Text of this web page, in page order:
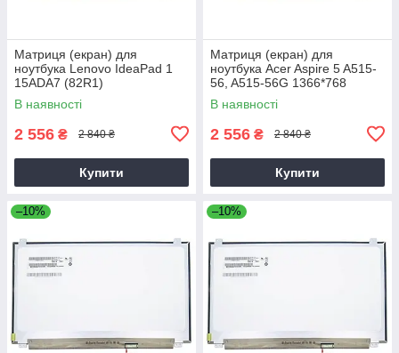
Матриця (екран) для
ноутбука Lenovo IdeaPad 1
15ADA7 (82R1)
В наявності
2 556 ₴ 2 840 ₴
Купити
Матриця (екран) для
ноутбука Acer Aspire 5 A515-
56, A515-56G 1366*768
1920*1080
В наявності
2 556 ₴ 2 840 ₴
Купити
–10% –10%